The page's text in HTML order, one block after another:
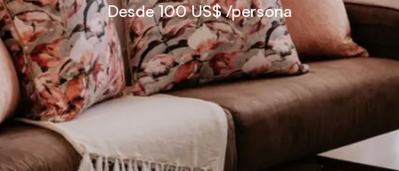
Desde100 US$/persona